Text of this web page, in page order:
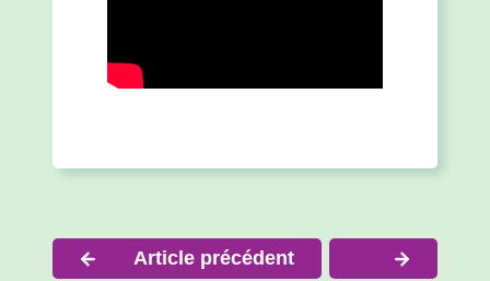
NavigationArticle précédent